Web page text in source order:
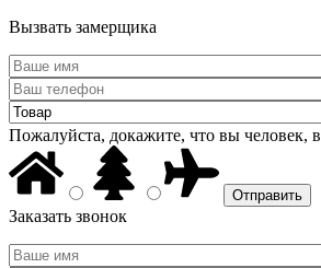
Вызвать замерщика
Пожалуйста, докажите, что вы человек,
Заказать звонок